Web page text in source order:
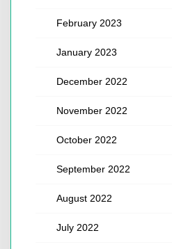
February 2023
January 2023
December 2022
November 2022
October 2022
September 2022
August 2022
July 2022